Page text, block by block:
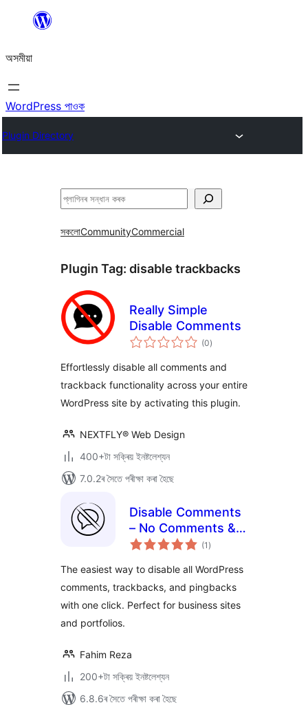
বিষয়বস্তুলৈ
যাওক
অসমীয়া
WordPress পাওক
Plugin Directory
সন্ধান
সকলোCommunityCommercial
Plugin Tag: disable trackbacks
Really Simple
Disable Comments
(0টা
মুঠ)
Effortlessly disable all comments and
trackback functionality across your entire
WordPress site by activating this plugin.
NEXTFLY® Web Design
400+টা সক্ৰিয় ইনষ্টলেশ্যন
7.0.2ৰ সৈতে পৰীক্ষা কৰা হৈছে
Disable Comments
– No Comments &
No Spam
(1 টা
মুঠ)
The easiest way to disable all WordPress
comments, trackbacks, and pingbacks
with one click. Perfect for business sites
and portfolios.
Fahim Reza
200+টা সক্ৰিয় ইনষ্টলেশ্যন
6.8.6ৰ সৈতে পৰীক্ষা কৰা হৈছে